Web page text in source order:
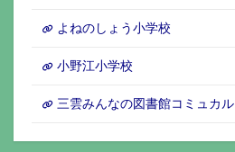
よねのしょう小学校
小野江小学校
三雲みんなの図書館コミュカル